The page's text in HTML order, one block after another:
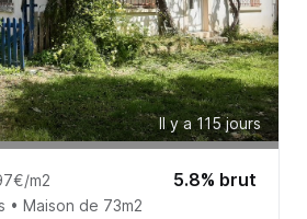
Il y a 115 jours
m2 5.8% brut
• Maison de 73m2